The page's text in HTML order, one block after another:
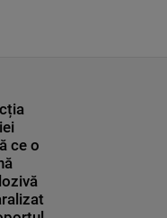
ce o